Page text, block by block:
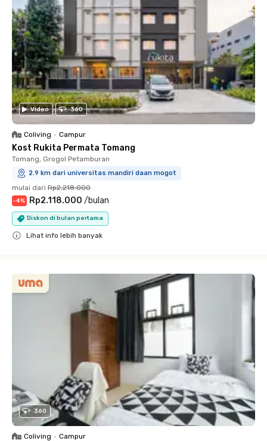
Video 360
Coliving • Campur
Kost Rukita Permata Tomang
Tomang, Grogol Petamburan
2.9 km dari universitas mandiri daan mogot
mulai dari Rp2.218.000
-4% Rp2.118.000 /bulan
Diskon di bulan pertama
Lihat info lebih banyak
360
Coliving • Campur